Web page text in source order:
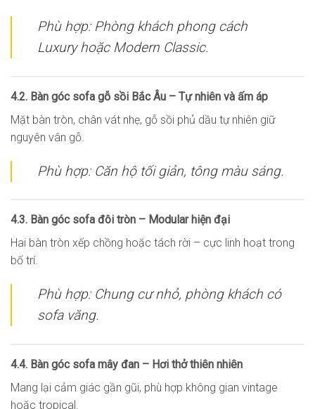
Phù hợp: Phòng khách phong cách
Luxury hoặc Modern Classic.
4.2. Bàn góc sofa gỗ sồi Bắc Âu – Tự nhiên và ấm áp
Mặt bàn tròn, chân vát nhẹ, gỗ sồi phủ dầu tự nhiên giữ
nguyên vân gỗ.
Phù hợp: Căn hộ tối giản, tông màu sáng.
4.3. Bàn góc sofa đôi tròn – Modular hiện đại
Hai bàn tròn xếp chồng hoặc tách rời – cực linh hoạt trong
bố trí.
Phù hợp: Chung cư nhỏ, phòng khách có
sofa văng.
4.4. Bàn góc sofa mây đan – Hơi thở thiên nhiên
Mang lại cảm giác gần gũi, phù hợp không gian vintage
hoặc tropical.